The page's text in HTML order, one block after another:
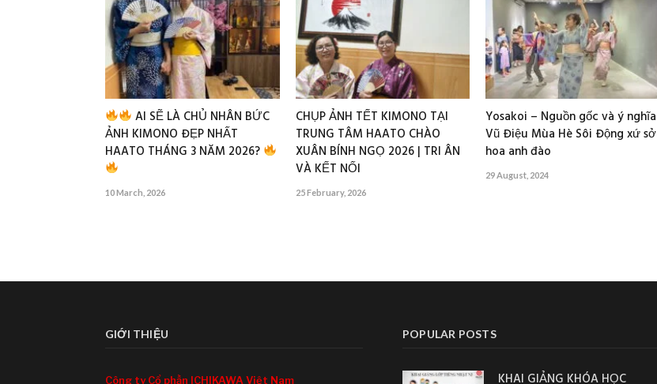
AI SẼ LÀ CHỦ NHÂN BỨC
ẢNH KIMONO ĐẸP NHẤT
HAATO THÁNG 3 NĂM 2026?
10 March, 2026
CHỤP ẢNH TẾT KIMONO TẠI
TRUNG TÂM HAATO CHÀO
XUÂN BÍNH NGỌ 2026 | TRI ÂN
VÀ KẾT NỐI
25 February, 2026
Yosakoi – Nguồn gốc và ý nghĩa
Vũ Điệu Mùa Hè Sôi Động xứ sở
hoa anh đào
29 August, 2024
GIỚI THIỆU
Công ty Cổ phần ICHIKAWA Việt Nam
POPULAR POSTS
KHAI GIẢNG KHÓA HỌC